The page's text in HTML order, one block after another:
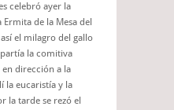
celebró ayer la
de la Mesa del
el milagro del gallo
la comitiva
en dirección a la
la eucaristía y la
la tarde se rezó el